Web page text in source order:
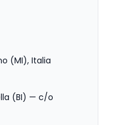
(MI), Italia
(BI) — c/o